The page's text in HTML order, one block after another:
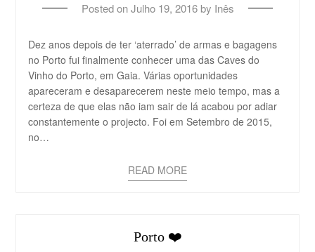
Posted onJulho 19, 2016by Inês
Dez anos depois de ter ‘aterrado’ de armas e bagagens
no Porto fui finalmente conhecer uma das Caves do
Vinho do Porto, em Gaia. Várias oportunidades
apareceram e desaparecerem neste meio tempo, mas a
certeza de que elas não iam sair de lá acabou por adiar
constantemente o projecto. Foi em Setembro de 2015,
no…
READ MORE
Porto ❤️